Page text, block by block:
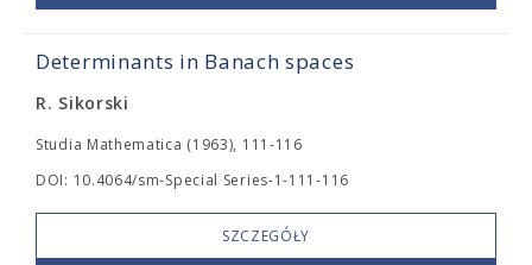
Determinants in Banach spaces
R. Sikorski
Studia Mathematica (1963), 111-116
DOI: 10.4064/sm-Special Series-1-111-116
SZCZEGÓŁY